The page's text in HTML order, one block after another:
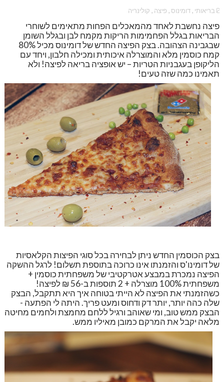
בריאותי , דומינוס, פיצה , קולינריה
פיצה נחשבת לאחד מהמאכלים הפחות מתאימים לשוחרי
הבריאות בגלל הפחמימות הריקות מקמח לבן ובגלל השומן
שבגבינה הצהובה. בצק הפיצה החדש של דומינוס מכיל 80%
קמח כוסמין מלא והמוצרלה איכותית ומכילה חלבון, ויחד עם
הליקופן בעגבניות הטריות – יש אופציה בריאה לפיצה! ולא
תאמינו כמה שזה טעים!
בצק הכוסמין החדש ניתן לבחירה בכל סוגי הפיצות הקלאסיות
של דומינו'ס והזמנתו אינו כרוכה בתוספת תשלום! לרגל ההשקה
הפיצה נמכרת במבצעאטרקטיבי של משפחתית כוסמין +
משפחתית 100% מוצרלה + 2 תוספות ב-56 ₪ לפיצה!
כשהזמנתי את הפיצה לא הייתי בטוחה איך היא תתקבל, הבצק
שלה כהה יותר, יותר דק ודחוס ומעט פריך. היתה לי הפתעה -
הבצק ממש טוב, ומי שאוהב ורגיל ללחם מחמצת ולחמים מחיטה
מלאה יקבל את המרקם כמובן מאיליו ממש.